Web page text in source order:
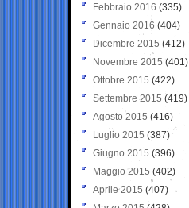
Febbraio 2016 (335)
Gennaio 2016 (404)
Dicembre 2015 (412)
Novembre 2015 (401)
Ottobre 2015 (422)
Settembre 2015 (419)
Agosto 2015 (416)
Luglio 2015 (387)
Giugno 2015 (396)
Maggio 2015 (402)
Aprile 2015 (407)